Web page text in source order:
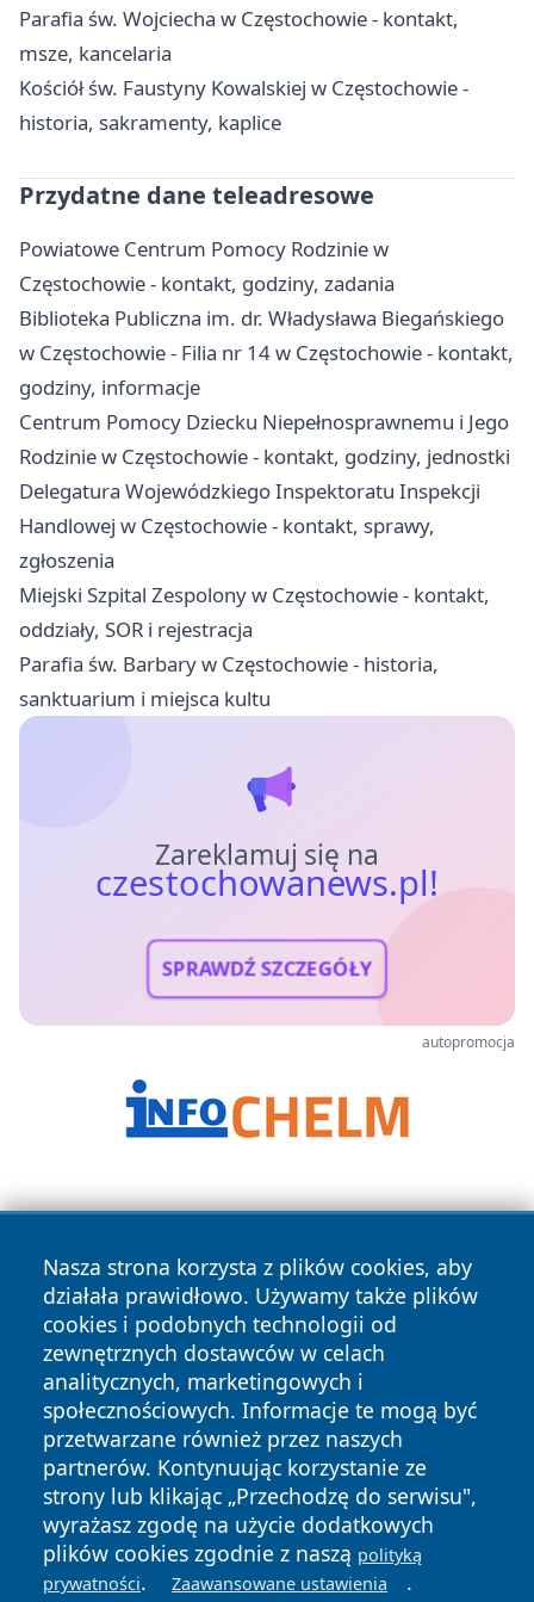
Parafia św. Wojciecha w Częstochowie - kontakt,
msze, kancelaria
Kościół św. Faustyny Kowalskiej w Częstochowie -
historia, sakramenty, kaplice
Przydatne dane teleadresowe
Powiatowe Centrum Pomocy Rodzinie w
Częstochowie - kontakt, godziny, zadania
Biblioteka Publiczna im. dr. Władysława Biegańskiego
w Częstochowie - Filia nr 14 w Częstochowie - kontakt,
godziny, informacje
Centrum Pomocy Dziecku Niepełnosprawnemu i Jego
Rodzinie w Częstochowie - kontakt, godziny, jednostki
Delegatura Wojewódzkiego Inspektoratu Inspekcji
Handlowej w Częstochowie - kontakt, sprawy,
zgłoszenia
Miejski Szpital Zespolony w Częstochowie - kontakt,
oddziały, SOR i rejestracja
Parafia św. Barbary w Częstochowie - historia,
sanktuarium i miejsca kultu
Zareklamuj się na
czestochowanews.pl!
SPRAWDŹ SZCZEGÓŁY
autopromocja
Nasza strona korzysta z plików cookies, aby
działała prawidłowo. Używamy także plików
cookies i podobnych technologii od
zewnętrznych dostawców w celach
analitycznych, marketingowych i
społecznościowych. Informacje te mogą być
przetwarzane również przez naszych
partnerów. Kontynuując korzystanie ze
strony lub klikając „Przechodzę do serwisu",
wyrażasz zgodę na użycie dodatkowych
plików cookies zgodnie z naszą polityką
prywatności. Zaawansowane ustawienia .
Copyright © 2026 czestochowanews.pl Wszystkie prawa
zastrzeżone.
News Autorzy
Polityka
Prywatności
Polityka
Cookies
cześć